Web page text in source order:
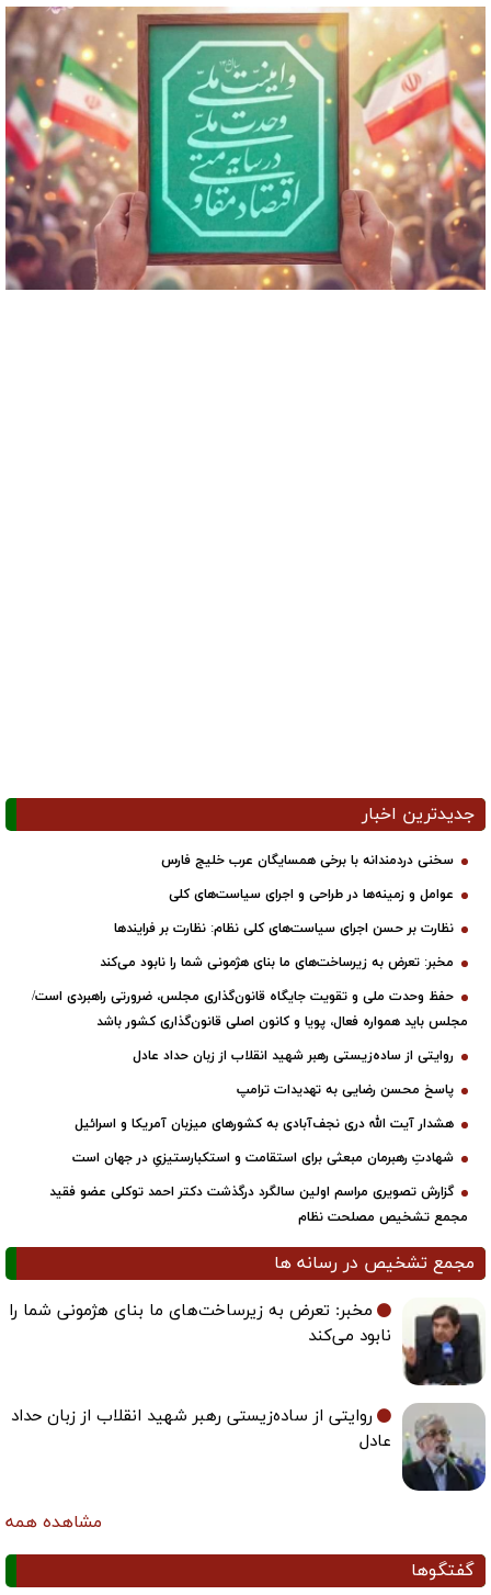
جدیدترین اخبار
سخنی دردمندانه با برخی همسایگان عرب خلیج فارس
عوامل و زمینه‌ها در طراحی و اجرای سیاست‌های کلی
نظارت بر حسن اجرای سیاست‌های کلی نظام: نظارت بر فرایندها
مخبر: تعرض به زیرساخت‌های ما بنای هژمونی شما را نابود می‌کند
حفظ وحدت ملی و تقویت جایگاه قانون‌گذاری مجلس، ضرورتی راهبردی است/
مجلس باید همواره فعال، پویا و کانون اصلی قانون‌گذاری کشور باشد
روایتی از ساده‌زیستی رهبر شهید انقلاب از زبان حداد عادل
پاسخ محسن رضایی به تهدیدات ترامپ
هشدار آیت الله دری نجف‌آبادی به کشورهای میزبان آمریکا و اسرائیل
شهادتِ رهبرمان مبعثی برای استقامت و استکبارستیزیِ در جهان است
گزارش تصویری مراسم اولین سالگرد درگذشت دکتر احمد توکلی عضو فقید
مجمع تشخیص مصلحت نظام
مجمع تشخیص در رسانه ها
مخبر: تعرض به زیرساخت‌های ما بنای هژمونی شما را
نابود می‌کند
روایتی از ساده‌زیستی رهبر شهید انقلاب از زبان حداد
عادل
مشاهده همه
گفتگوها